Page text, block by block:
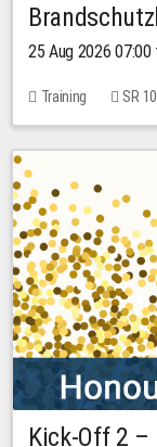
25 Aug 2026
Training SR
Kick-Off 2 –